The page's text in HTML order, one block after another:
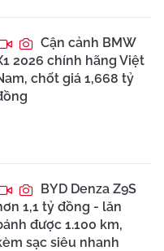
Cận cảnh BMW
2026 chính hãng Việt
chốt giá 1,668 tỷ
BYD Denza Z9S
1,1 tỷ đồng - lăn
được 1.100 km,
sạc siêu nhanh